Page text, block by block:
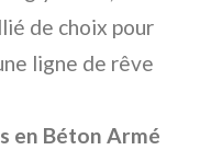
de choix pour
ligne de rêve
en Béton Armé